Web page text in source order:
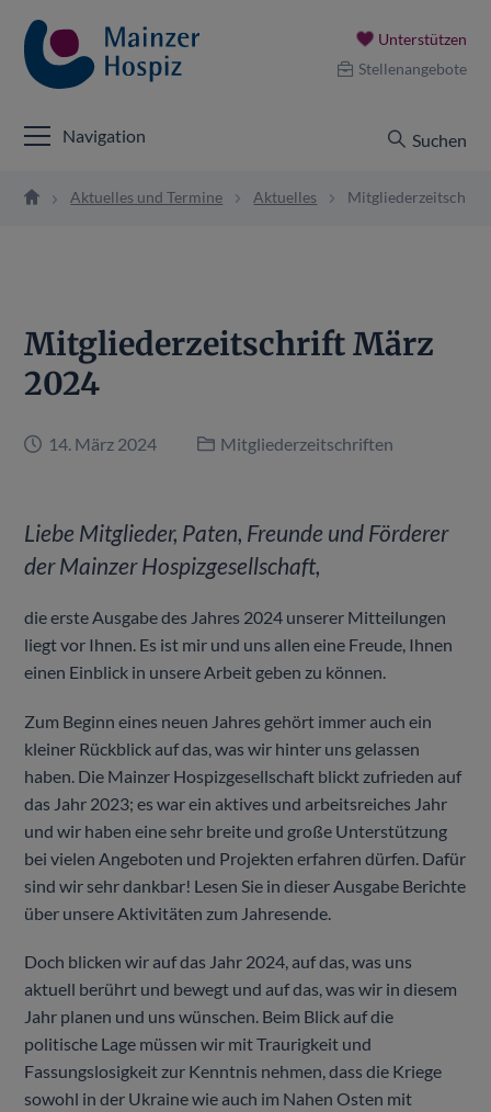
Unterstützen
Stellenangebote
Navigation Suchen
Aktuelles und Termine Aktuelles Mitgliederzeitschrift
Mitgliederzeitschrift März
2024
14. März 2024 Mitgliederzeitschriften
Liebe Mitglieder, Paten, Freunde und Förderer
der Mainzer Hospizgesellschaft,
die erste Ausgabe des Jahres 2024 unserer Mitteilungen
liegt vor Ihnen. Es ist mir und uns allen eine Freude, Ihnen
einen Einblick in unsere Arbeit geben zu können.
Zum Beginn eines neuen Jahres gehört immer auch ein
kleiner Rückblick auf das, was wir hinter uns gelassen
haben. Die Mainzer Hospizgesellschaft blickt zufrieden auf
das Jahr 2023; es war ein aktives und arbeitsreiches Jahr
und wir haben eine sehr breite und große Unterstützung
bei vielen Angeboten und Projekten erfahren dürfen. Dafür
sind wir sehr dankbar! Lesen Sie in dieser Ausgabe Berichte
über unsere Aktivitäten zum Jahresende.
Doch blicken wir auf das Jahr 2024, auf das, was uns
aktuell berührt und bewegt und auf das, was wir in diesem
Jahr planen und uns wünschen. Beim Blick auf die
politische Lage müssen wir mit Traurigkeit und
Fassungslosigkeit zur Kenntnis nehmen, dass die Kriege
sowohl in der Ukraine wie auch im Nahen Osten mit